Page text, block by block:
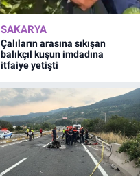
SAKARYA
Çalıların arasına sıkışan
balıkçıl kuşun imdadına
itfaiye yetişti